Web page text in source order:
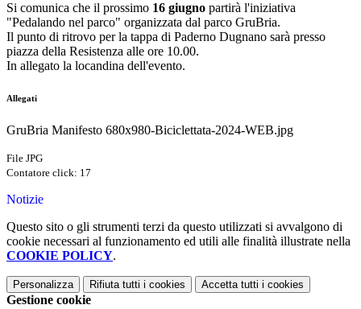
Si comunica che il prossimo 16 giugno partirà l'iniziativa
"Pedalando nel parco" organizzata dal parco GruBria.
Il punto di ritrovo per la tappa di Paderno Dugnano sarà presso
piazza della Resistenza alle ore 10.00.
In allegato la locandina dell'evento.
Allegati
GruBria Manifesto 680x980-Biciclettata-2024-WEB.jpg
File JPG
Contatore click: 17
Notizie
Questo sito o gli strumenti terzi da questo utilizzati si avvalgono di
cookie necessari al funzionamento ed utili alle finalità illustrate nella
COOKIE POLICY.
Personalizza Rifiuta tutti i cookies Accetta tutti i cookies
Gestione cookie